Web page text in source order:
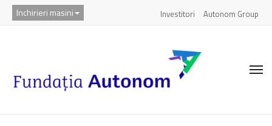
Inchirieri masini Investitori Autonom Group